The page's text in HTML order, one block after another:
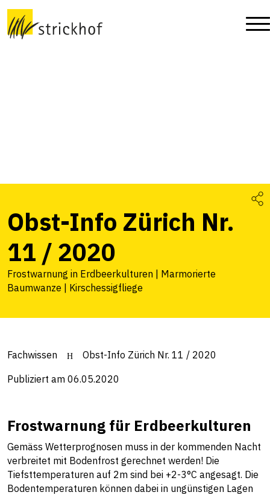
Obst-Info Zürich Nr.
11 / 2020
Frostwarnung in Erdbeerkulturen | Marmorierte
Baumwanze | Kirschessigfliege
Fachwissen Obst-Info Zürich Nr. 11 / 2020
Publiziert am 06.05.2020
Frostwarnung für Erdbeerkulturen
Gemäss Wetterprognosen muss in der kommenden Nacht
verbreitet mit Bodenfrost gerechnet werden! Die
Tiefsttemperaturen auf 2m sind bei +2-3°C angesagt. Die
Bodentemperaturen können dabei in ungünstigen Lagen